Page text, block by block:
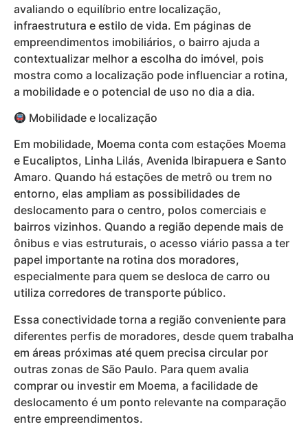
avaliando o equilíbrio entre localização,
infraestrutura e estilo de vida. Em páginas de
empreendimentos imobiliários, o bairro ajuda a
contextualizar melhor a escolha do imóvel, pois
mostra como a localização pode influenciar a rotina,
a mobilidade e o potencial de uso no dia a dia.
Mobilidade e localização
Em mobilidade, Moema conta com estações Moema
e Eucaliptos, Linha Lilás, Avenida Ibirapuera e Santo
Amaro. Quando há estações de metrô ou trem no
entorno, elas ampliam as possibilidades de
deslocamento para o centro, polos comerciais e
bairros vizinhos. Quando a região depende mais de
ônibus e vias estruturais, o acesso viário passa a ter
papel importante na rotina dos moradores,
especialmente para quem se desloca de carro ou
utiliza corredores de transporte público.
Essa conectividade torna a região conveniente para
diferentes perfis de moradores, desde quem trabalha
em áreas próximas até quem precisa circular por
outras zonas de São Paulo. Para quem avalia
comprar ou investir em Moema, a facilidade de
deslocamento é um ponto relevante na comparação
entre empreendimentos.